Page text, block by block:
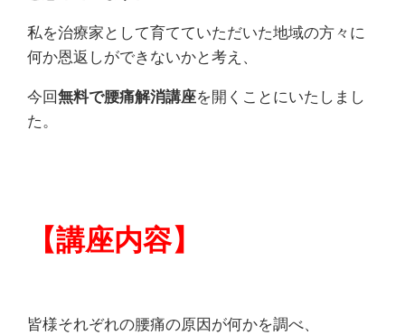
私を治療家として育てていただいた地域の方々に
何か恩返しができないかと考え、
今回無料で腰痛解消講座を開くことにいたしまし
た。
【講座内容】
皆様それぞれの腰痛の原因が何かを調べ、